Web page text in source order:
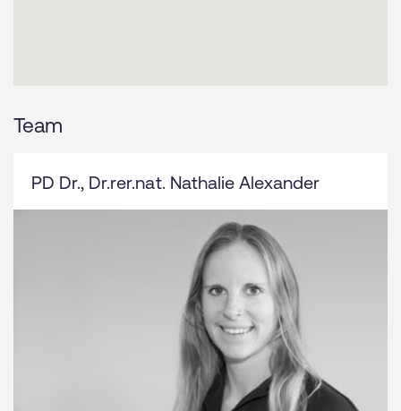
Team
PD Dr., Dr.rer.nat. Nathalie Alexander